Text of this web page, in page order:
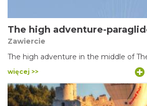
The high adventure-
Zawiercie
The high adventure in the middle of
więcej >>